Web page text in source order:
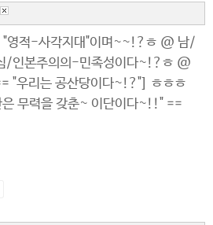
"영적-사각지대"이며~~!?ㅎ @ 남/
/인본주의의-민족성이다~!?ㅎ @
"우리는 공산당이다~!?"] ㅎㅎㅎ
은 무력을 갖춘~ 이단이다~!!" ==